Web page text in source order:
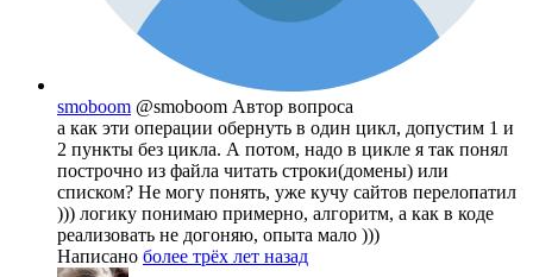
smoboom @smoboom Автор вопроса
а как эти операции обернуть в один цикл, допустим 1 и
2 пункты без цикла. А потом, надо в цикле я так понял
построчно из файла читать строки(домены) или
списком? Не могу понять, уже кучу сайтов перелопатил
))) логику понимаю примерно, алгоритм, а как в коде
реализовать не догоняю, опыта мало )))
Написано более трёх лет назад